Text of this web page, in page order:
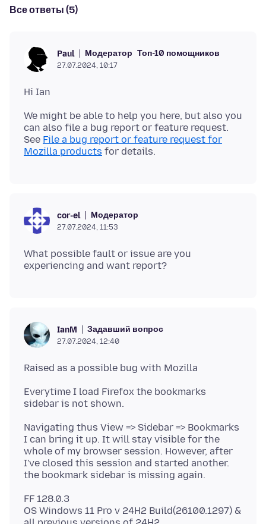
Все ответы (5)
Paul Модератор Топ-10 помощников
27.07.2024, 10:17
We might be able to help you here, but also you
can also file a bug report or feature request.
See File a bug report or feature request for
Mozilla products
cor-el Модератор
27.07.2024, 11:53
What possible fault or issue are you
IanM Задавший вопрос
27.07.2024, 12:40
Everytime I load Firefox the bookmarks
Navigating thus View => Sidebar => Bookmarks
I can bring it up. It will stay visible for the
whole of my browser session. However, after
I've closed this session and started another.
FF 128.0.3
OS Windows 11 Pro v 24H2 Build(26100.1297) &